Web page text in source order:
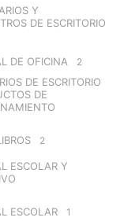
Y
DE ESCRITORIO
DE OFICINA 2
DE ESCRITORIO
DE
2
ESCOLAR Y
ESCOLAR 1